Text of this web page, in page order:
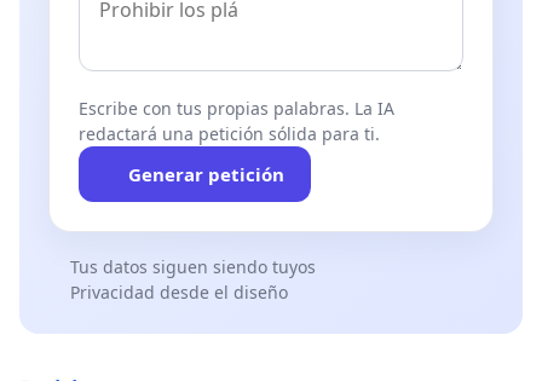
Escribe con tus propias palabras. La IA
redactará una petición sólida para ti.
Generar petición
Tus datos siguen siendo tuyos
Privacidad desde el diseño